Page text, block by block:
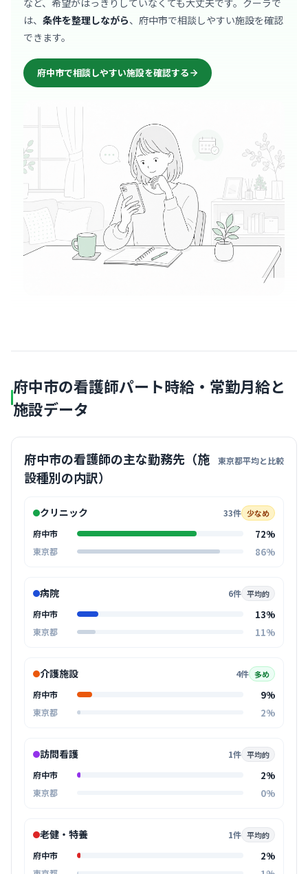
は、 条件を整理しながら、府中市で相談しやすい施設を確認
できます。
府中市で相談しやすい施設を確認する
府中市の看護師パート時給・常勤月給と
施設データ
府中市の看護師の主な勤務先（施
設種別の内訳）
東京都平均と比較
クリニック 33件 少なめ
府中市 72%
東京都 86%
病院 6件 平均的
府中市 13%
東京都 11%
介護施設 4件 多め
府中市 9%
東京都 2%
訪問看護 1件 平均的
府中市 2%
東京都 0%
老健・特養 1件 平均的
府中市 2%